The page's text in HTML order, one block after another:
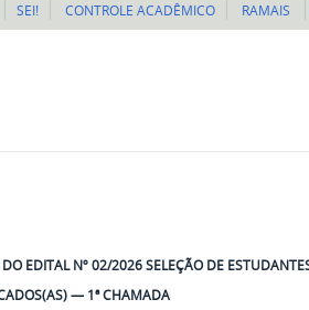
SEI! CONTROLE ACADÊMICO RAMAIS
DO EDITAL Nº 02/2026 SELEÇÃO DE
— 1ª CHAMADA